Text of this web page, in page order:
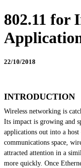
802.11 for
22/10/2018
INTRODUCTION
Wireless networking is
Its impact is growing and
applications out into a
communications space,
attracted attention in a
more quickly. Once